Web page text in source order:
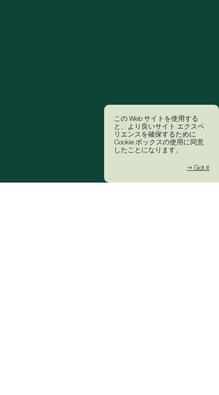
この Web サイトを使用する
と、より良いサイト エクスペ
リエンスを確保するために
Cookie ボックスの使用に同意
したことになります。
→ Got it